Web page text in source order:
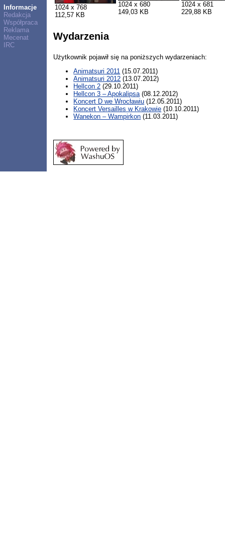
Informacje
Redakcja
Współpraca
Reklama
Mecenat
IRC
1024 x 768
112,57 KB
1024 x 680
149,03 KB
1024 x 681
229,88 KB
Wydarzenia
Użytkownik pojawił się na poniższych wydarzeniach:
Animatsuri 2011 (15.07.2011)
Animatsuri 2012 (13.07.2012)
Hellcon 2 (29.10.2011)
Hellcon 3 – Apokalipsa(08.12.2012)
Koncert D we Wrocławiu (12.05.2011)
Koncert Versailles w Krakowie (10.10.2011)
Wanekon – Wampirkon (11.03.2011)